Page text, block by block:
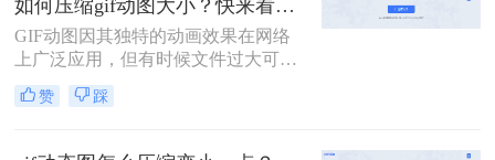
大怎么压缩呢？本文将介绍三种压缩
GIF动图的方法。
如何压缩gif动图大小？快来看这二个压缩方法！
GIF动图因其独特的动画效果在网络
上广泛应用，但有时候文件过大可能
会影响加载速度和用户体验。因此，
如何压缩gif动图大小变得尤为重要。
的方法
赞 踩